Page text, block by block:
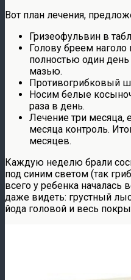
Вот план лечения,
Гризеофульвин в
Голову бреем
полностью один
мазью.
Противогрибковый
Носим белые
раза в день.
Лечение три месяца,
месяца контроль.
месяцев.
Каждую неделю брали
под синим светом (так
всего у ребенка началась
даже видеть: грустный
йода головой и весь